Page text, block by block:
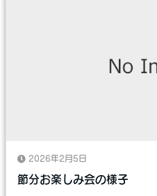
2026年2月5日
節分お楽しみ会の様子